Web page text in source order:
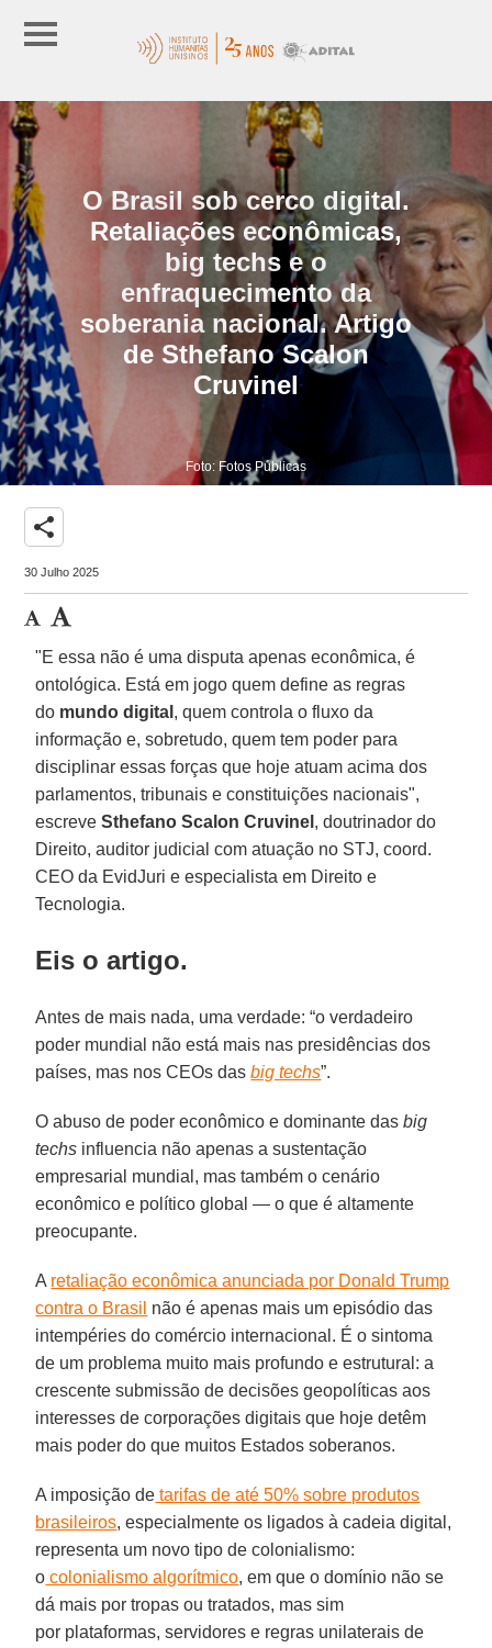
O Brasil sob cerco digital.
Retaliações econômicas,
big techs e o
enfraquecimento da
soberania nacional. Artigo
de Sthefano Scalon
Cruvinel
Foto: Fotos Públicas
share
30 Julho 2025
"E essa não é uma disputa apenas econômica, é
ontológica. Está em jogo quem define as regras
do mundo digital , quem controla o fluxo da
informação e, sobretudo, quem tem poder para
disciplinar essas forças que hoje atuam acima dos
parlamentos, tribunais e constituições nacionais",
escreveSthefano Scalon Cruvinel , doutrinador do
Direito, auditor judicial com atuação no STJ, coord.
CEO da EvidJuri e especialista em Direito e
Tecnologia.
Eis o artigo.
Antes de mais nada, uma verdade: “o verdadeiro
poder mundial não está mais nas presidências dos
países, mas nos CEOs dasbig techs”.
O abuso de poder econômico e dominante dasbig
techs influencia não apenas a sustentação
empresarial mundial, mas também o cenário
econômico e político global — o que é altamente
preocupante.
A retaliação econômica anunciada por Donald Trump
contra o Brasil não é apenas mais um episódio das
intempéries do comércio internacional. É o sintoma
de um problema muito mais profundo e estrutural: a
crescente submissão de decisões geopolíticas aos
interesses de corporações digitais que hoje detêm
mais poder do que muitos Estados soberanos.
A imposição de tarifas de até 50% sobre produtos
brasileiros, especialmente os ligados à cadeia digital,
representa um novo tipo de colonialismo:
o colonialismo algorítmico, em que o domínio não se
dá mais por tropas ou tratados, mas sim
por plataformas, servidores e regras unilaterais de